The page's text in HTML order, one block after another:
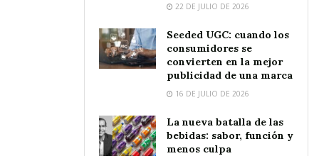
22 DE JULIO DE 2026
Seeded UGC: cuando los
consumidores se
convierten en la mejor
publicidad de una marca
16 DE JULIO DE 2026
La nueva batalla de las
bebidas: sabor, función y
menos culpa